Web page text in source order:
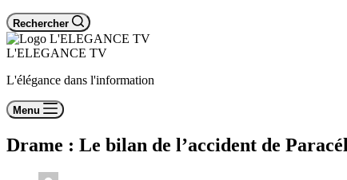
Rechercher
L'ELEGANCE TV
L'élégance dans l'information
Menu
Drame : Le bilan de l’accident de